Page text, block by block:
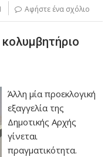
Αφήστε ένα σχόλιο
Άλλη μία προεκλογική
εξαγγελία της
Δημοτικής Αρχής
γίνεται
πραγματικότητα.